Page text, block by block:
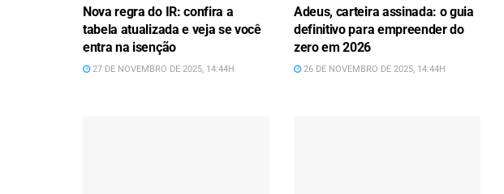
Nova regra do IR: confira a
tabela atualizada e veja se você
entra na isenção
27 DE NOVEMBRO DE 2025, 14:44H
Adeus, carteira assinada: o guia
definitivo para empreender do
zero em 2026
26 DE NOVEMBRO DE 2025, 14:44H